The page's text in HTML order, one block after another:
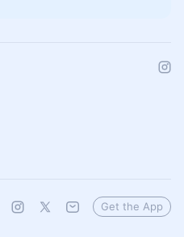
Get the App